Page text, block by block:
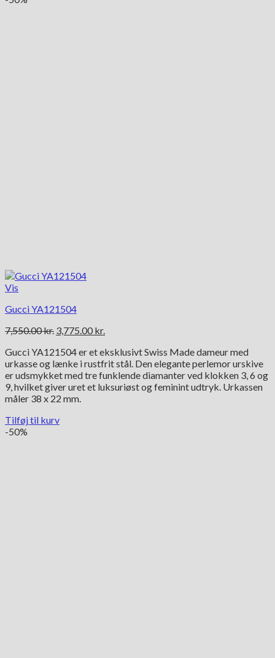
Vis
Gucci YA121504
7,550.00kr. Den
pris
var:
7,550.00 kr..
3,775.00 kr.
pris
er:
3,775.00 kr..
Gucci YA121504 er et eksklusivt Swiss Made dameur med
urkasse og lænke i rustfrit stål. Den elegante perlemor urskive
er udsmykket med tre funklende diamanter ved klokken 3, 6 og
9, hvilket giver uret et luksuriøst og feminint udtryk. Urkassen
måler 38 x 22 mm.
Tilføj til kurv
-50%